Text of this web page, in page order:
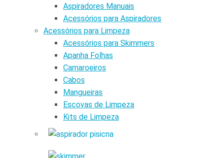
Aspiradores Manuais
Acessórios para Aspiradores
Acessórios para Limpeza
Acessórios para Skimmers
Apanha Folhas
Camaroeiros
Cabos
Mangueiras
Escovas de Limpeza
Kits de Limpeza